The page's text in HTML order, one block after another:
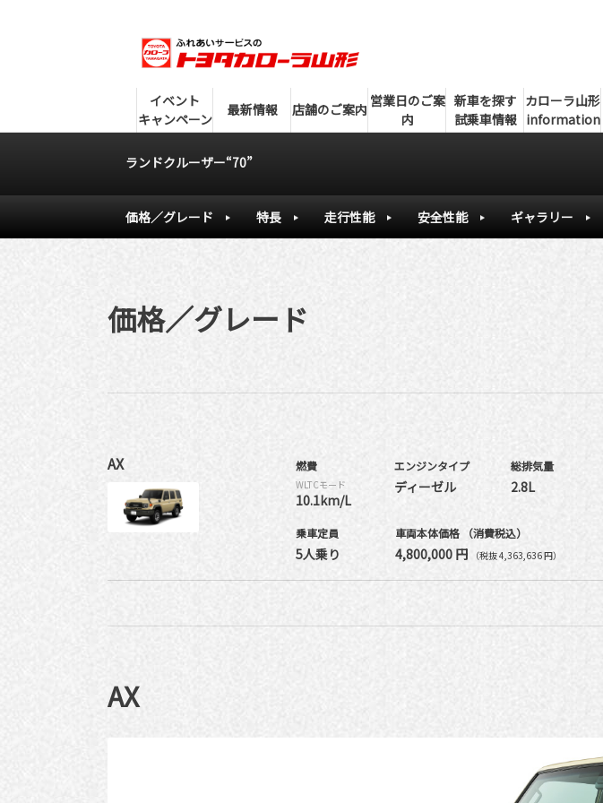
イベント
キャンペーン
最新情報 店舗のご案内 営業日のご案
内
新車を探す
試乗車情報
カローラ山形
information
ランドクルーザー“70”
価格／グレード 特長 走行性能 安全性能 ギャラリー
価格／グレード
AX 燃費
WLTCモード
10.1km/L
エンジンタイプ
ディーゼル
総排気量
2.8L
乗車定員
5人乗り
車両本体価格 （消費税込）
4,800,000 円 （税抜 4,363,636 円）
AX